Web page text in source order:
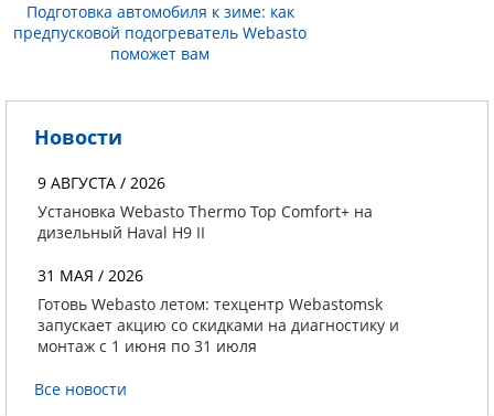
Подготовка автомобиля к зиме: как
предпусковой подогреватель Webasto
поможет вам
Новости
9 АВГУСТА / 2026
Установка Webasto Thermo Top Comfort+ на
дизельный Haval H9 II
31 МАЯ / 2026
Готовь Webasto летом: техцентр Webastomsk
запускает акцию со скидками на диагностику и
монтаж с 1 июня по 31 июля
Все новости